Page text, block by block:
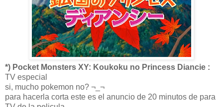
*) Pocket Monsters XY: Koukoku no Princess Diancie :
TV especial
si, mucho pokemon no? ¬_¬
para hacerla corta este es el anuncio de 20 minutos de para